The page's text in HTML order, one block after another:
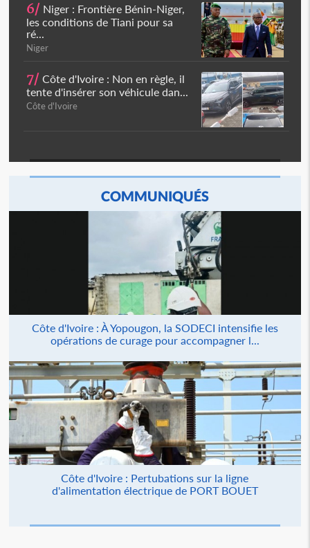
6/ Niger : Frontière Bénin-Niger,
les conditions de Tiani pour sa
ré...
Niger
7/ Côte d'Ivoire : Non en règle, il
tente d'insérer son véhicule dan...
Côte d'Ivoire
COMMUNIQUÉS
Côte d'Ivoire : À Yopougon, la SODECI intensifie les
opérations de curage pour accompagner l...
Côte d'Ivoire : Pertubations sur la ligne
d'alimentation électrique de PORT BOUET